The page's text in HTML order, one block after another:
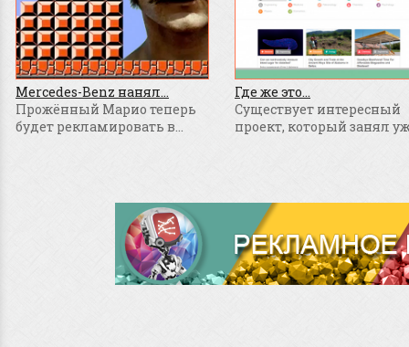
Mercedes-Benz нанял...
Прожённый Марио теперь
будет рекламировать в...
Где же это...
Существует интересный
проект, который занял